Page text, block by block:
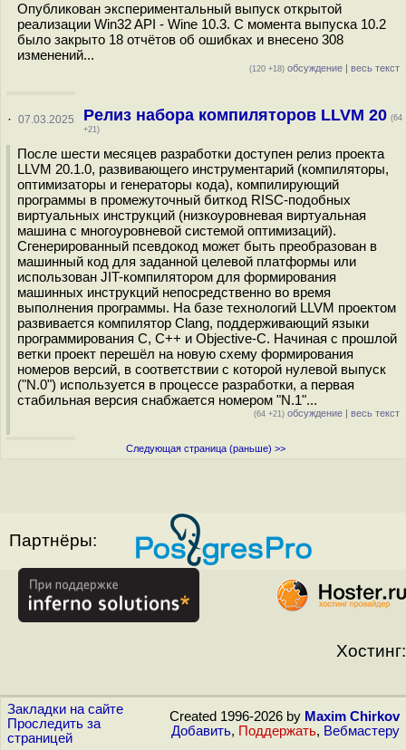
Опубликован экспериментальный выпуск открытой
реализации Win32 API - Wine 10.3. С момента выпуска 10.2
было закрыто 18 отчётов об ошибках и внесено 308
изменений...
(120 +18) обсуждение | весь текст
· 07.03.2025 Релиз набора компиляторов LLVM 20 (64
+21)
После шести месяцев разработки доступен релиз проекта
LLVM 20.1.0, развивающего инструментарий (компиляторы,
оптимизаторы и генераторы кода), компилирующий
программы в промежуточный биткод RISC-подобных
виртуальных инструкций (низкоуровневая виртуальная
машина с многоуровневой системой оптимизаций).
Сгенерированный псевдокод может быть преобразован в
машинный код для заданной целевой платформы или
использован JIT-компилятором для формирования
машинных инструкций непосредственно во время
выполнения программы. На базе технологий LLVM проектом
развивается компилятор Clang, поддерживающий языки
программирования C, C++ и Objective-C. Начиная с прошлой
ветки проект перешёл на новую схему формирования
номеров версий, в соответствии с которой нулевой выпуск
("N.0") используется в процессе разработки, а первая
стабильная версия снабжается номером "N.1"...
(64 +21) обсуждение | весь текст
Следующая страница (раньше) >>
Партнёры:
Хостинг:
Закладки на сайте
Проследить за
страницей
Created 1996-2026 by Maxim Chirkov
Добавить, Поддержать, Вебмастеру